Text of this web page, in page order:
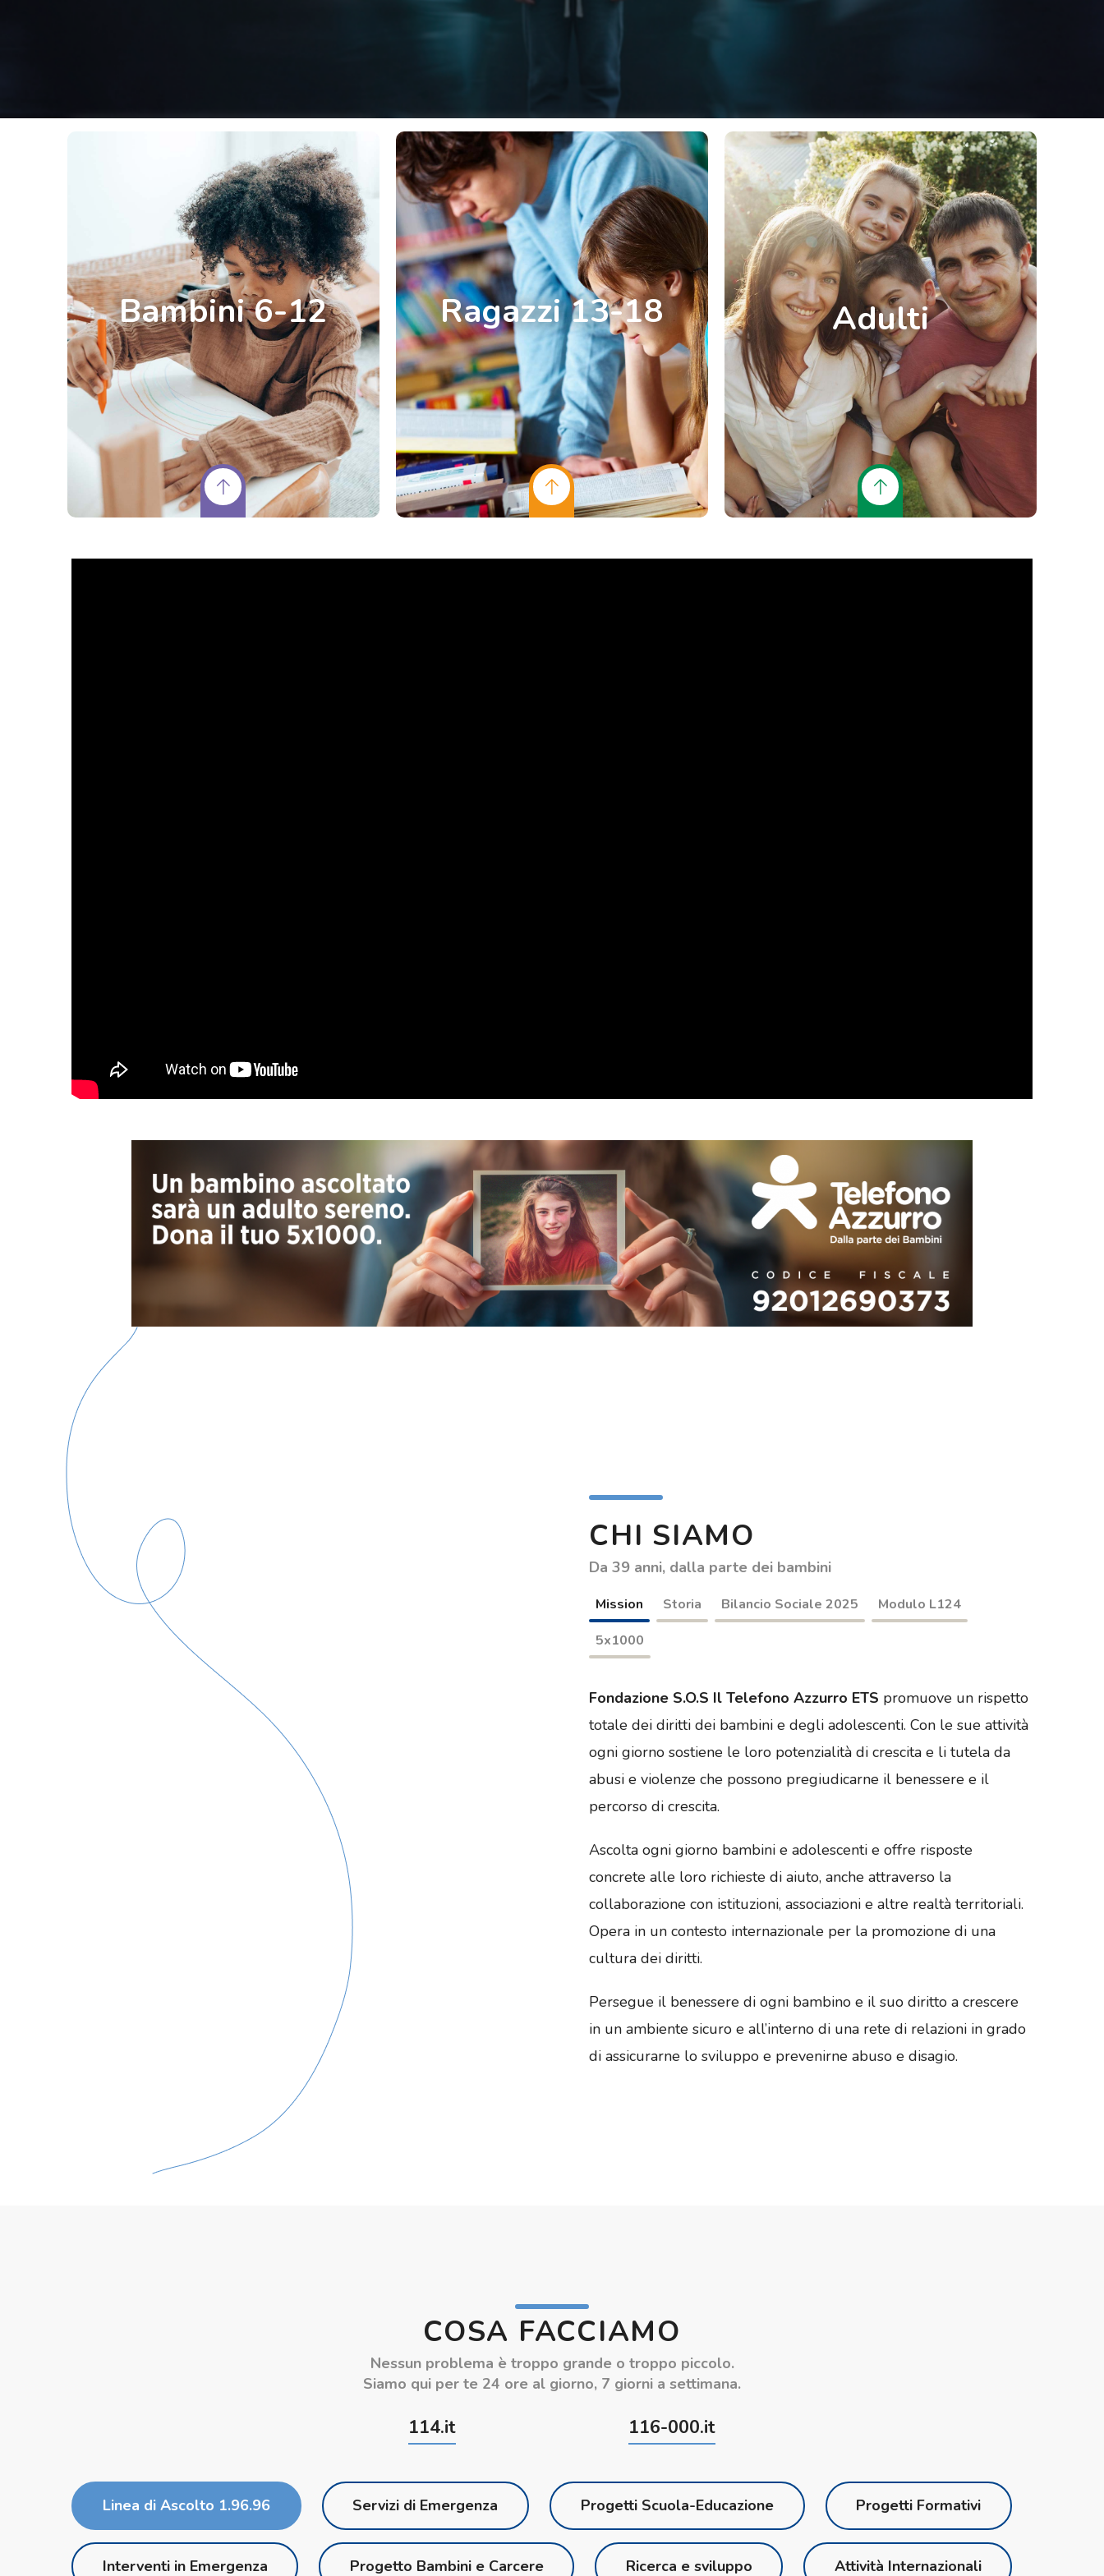
Bambini 6-12 Ragazzi 13-18 Adulti
CHI SIAMO
Da 39 anni, dalla parte dei bambini
Mission Storia Bilancio Sociale 2025
Modulo L124
5x1000
Fondazione S.O.S Il Telefono Azzurro ETS promuove un rispetto
totale dei diritti dei bambini e degli adolescenti. Con le sue attività
ogni giorno sostiene le loro potenzialità di crescita e li tutela da
abusi e violenze che possono pregiudicarne il benessere e il
percorso di crescita.
Ascolta ogni giorno bambini e adolescenti e offre risposte
concrete alle loro richieste di aiuto, anche attraverso la
collaborazione con istituzioni, associazioni e altre realtà territoriali.
Opera in un contesto internazionale per la promozione di una
cultura dei diritti.
Persegue il benessere di ogni bambino e il suo diritto a crescere
in un ambiente sicuro e all’interno di una rete di relazioni in grado
di assicurarne lo sviluppo e prevenirne abuso e disagio.
COSA FACCIAMO
Nessun problema è troppo grande o troppo piccolo.
Siamo qui per te 24 ore al giorno, 7 giorni a settimana.
114.it 116-000.it
Linea di Ascolto 1.96.96 Servizi di Emergenza Progetti Scuola-Educazione Progetti Formativi
Interventi in Emergenza Progetto Bambini e Carcere Ricerca e sviluppo Attività Internazionali